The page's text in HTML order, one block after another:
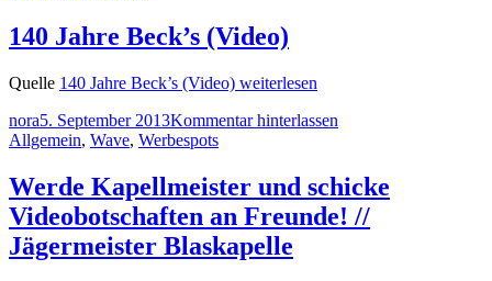
140 Jahre Beck’s (Video)
Quelle 140 Jahre Beck’s (Video) weiterlesen
nora5. September 2013Kommentar hinterlassen
Allgemein, Wave, Werbespots
Werde Kapellmeister und schicke
Videobotschaften an Freunde! //
Jägermeister Blaskapelle